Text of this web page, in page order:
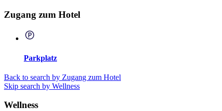
Zugang zum Hotel
Parkplatz
Back to search by Zugang zum Hotel
Skip search by Wellness
Wellness